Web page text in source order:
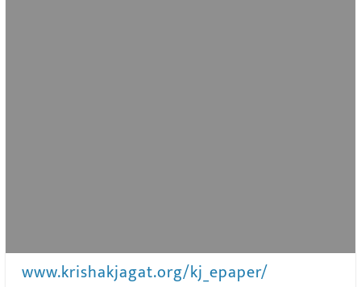
www.krishakjagat.org/kj_epaper/